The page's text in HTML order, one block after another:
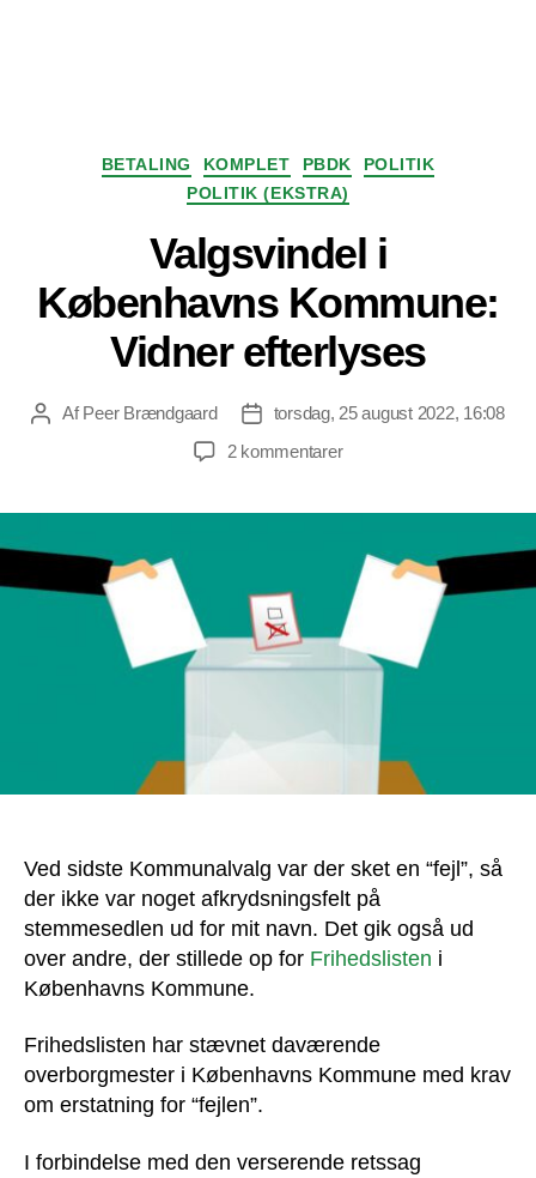
Kategorier
BETALING KOMPLET PBDK
POLITIK
POLITIK (EKSTRA)
Valgsvindel i
Københavns Kommune:
Vidner efterlyses
Indlægsforfatter
AfPeer Brændgaard Indlægsdato
torsdag, 25 august 2022, 16:08
2 kommentarertil
Kommune:
Vidner
efterlyses
Ved sidste Kommunalvalg var der sket en “fejl”, så
der ikke var noget afkrydsningsfelt på
stemmesedlen ud for mit navn. Det gik også ud
over andre, der stillede op for Frihedslisten i
Københavns Kommune.
Frihedslisten har stævnet daværende
overborgmester i Københavns Kommune med krav
om erstatning for “fejlen”.
I forbindelse med den verserende retssag